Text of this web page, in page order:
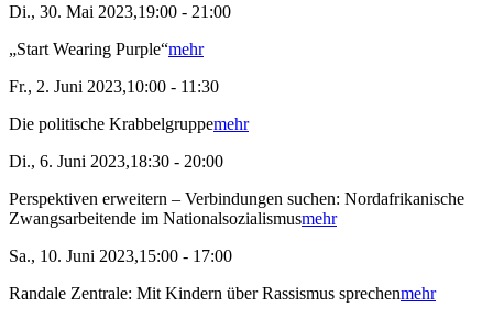
Di., 30. Mai 2023,19:00 - 21:00
„Start Wearing Purple“mehr
Fr., 2. Juni 2023,10:00 - 11:30
Die politische Krabbelgruppemehr
Di., 6. Juni 2023,18:30 - 20:00
Perspektiven erweitern – Verbindungen suchen: Nordafrikanische
Zwangsarbeitende im Nationalsozialismusmehr
Sa., 10. Juni 2023,15:00 - 17:00
Randale Zentrale: Mit Kindern über Rassismus sprechenmehr